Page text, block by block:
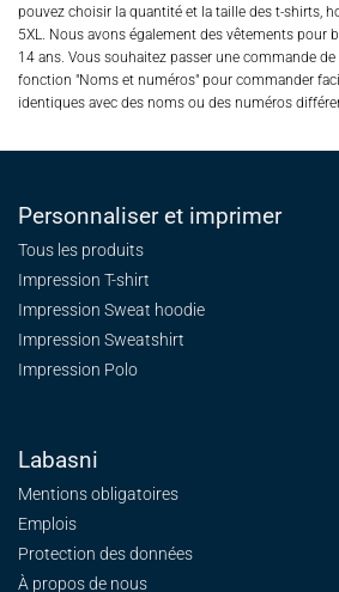
pouvez choisir la quantité et la taille des t-shirts,
5XL. Nous avons également des vêtements pour
14 ans. Vous souhaitez passer une commande
fonction "Noms et numéros" pour commander
identiques avec des noms ou des numéros
Personnaliser et imprimer
Tous les produits
Impression T-shirt
Impression Sweat hoodie
Impression Sweatshirt
Impression Polo
Labasni
Mentions obligatoires
Emplois
Protection des données
À propos de nous